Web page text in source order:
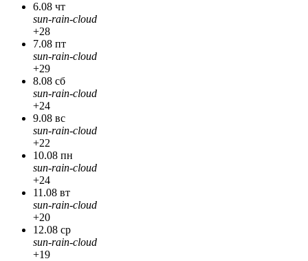
6.08 чт
sun-rain-cloud
+28
7.08 пт
sun-rain-cloud
+29
8.08 сб
sun-rain-cloud
+24
9.08 вс
sun-rain-cloud
+22
10.08 пн
sun-rain-cloud
+24
11.08 вт
sun-rain-cloud
+20
12.08 ср
sun-rain-cloud
+19